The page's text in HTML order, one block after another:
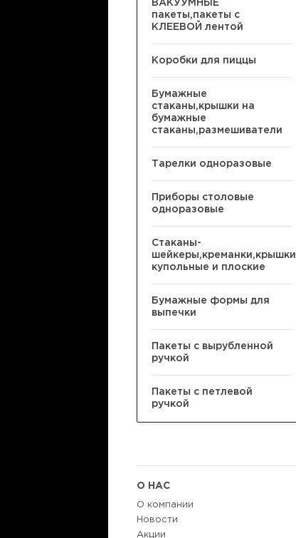
ВАКУУМНЫЕ
пакеты,пакеты с
КЛЕЕВОЙ лентой
Коробки для пиццы
Бумажные
стаканы,крышки на
бумажные
стаканы,размешиватели
Тарелки одноразовые
Приборы столовые
одноразовые
Стаканы-
шейкеры,креманки,крышки
купольные и плоские
Бумажные формы для
выпечки
Пакеты с вырубленной
ручкой
Пакеты с петлевой
ручкой
О НАС
О компании
Новости
Акции